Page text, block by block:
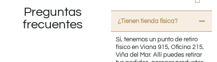
Preguntas
frecuentes
¿Tienen tienda fisica?
Sí, tenemos un punto de retiro
físico en Viana 915, Oficina 215,
Viña del Mar. Allí puedes retirar